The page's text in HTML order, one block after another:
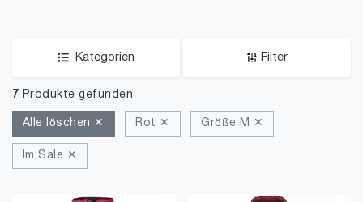
Kategorien Filter
7 Produkte gefunden
Alle löschen ✕ Rot ✕ Größe M ✕
Im Sale ✕